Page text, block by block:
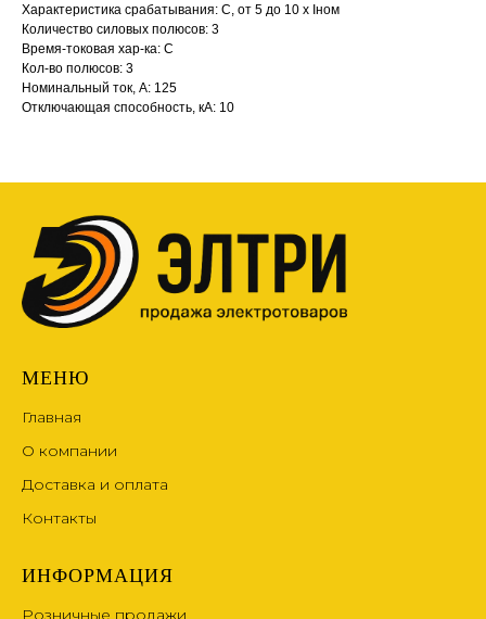
Характеристика срабатывания: C, от 5 до 10 х Iном
Количество силовых полюсов: 3
Время-токовая хар-ка: С
Кол-во полюсов: 3
Номинальный ток, А: 125
Отключающая способность, кА: 10
МЕНЮ
Главная
О компании
Доставка и оплата
Контакты
ИНФОРМАЦИЯ
Розничные продажи